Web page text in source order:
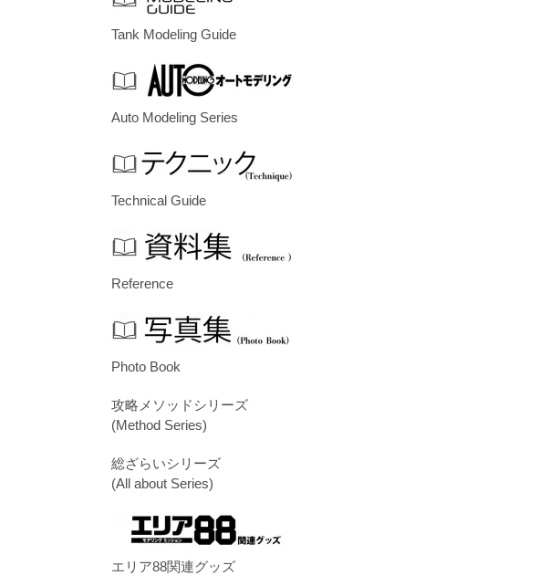
Tank Modeling Guide
Auto Modeling Series
Technical Guide
Reference
Photo Book
攻略メソッドシリーズ
(Method Series)
総ざらいシリーズ
(All about Series)
エリア88関連グッズ